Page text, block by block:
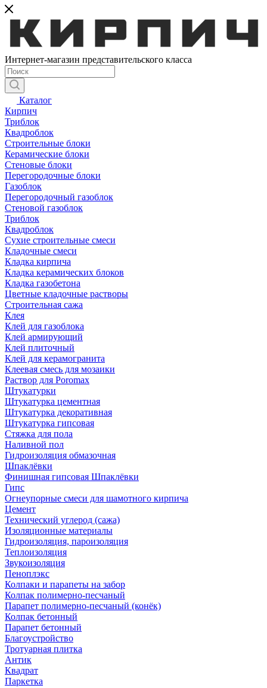
Интернет-магазин представительского класса
Каталог
Кирпич
Триблок
Квадроблок
Строительные блоки
Керамические блоки
Стеновые блоки
Перегородочные блоки
Газоблок
Перегородочный газоблок
Стеновой газоблок
Триблок
Квадроблок
Сухие строительные смеси
Кладочные смеси
Кладка кирпича
Кладка керамических блоков
Кладка газобетона
Цветные кладочные растворы
Строительная сажа
Клея
Клей для газоблока
Клей армирующий
Клей плиточный
Клей для керамогранита
Клеевая смесь для мозаики
Раствор для Poromax
Штукатурки
Штукатурка цементная
Штукатурка декоративная
Штукатурка гипсовая
Стяжка для пола
Наливной пол
Гидроизоляция обмазочная
Шпаклёвки
Финишная гипсовая Шпаклёвки
Гипс
Огнеупорные смеси для шамотного кирпича
Цемент
Технический углерод (сажа)
Изоляционные материалы
Гидроизоляция, пароизоляция
Теплоизоляция
Звукоизоляция
Пеноплэкс
Колпаки и парапеты на забор
Колпак полимерно-песчаный
Парапет полимерно-песчаный (конёк)
Колпак бетонный
Парапет бетонный
Благоустройство
Тротуарная плитка
Антик
Квадрат
Паркетка